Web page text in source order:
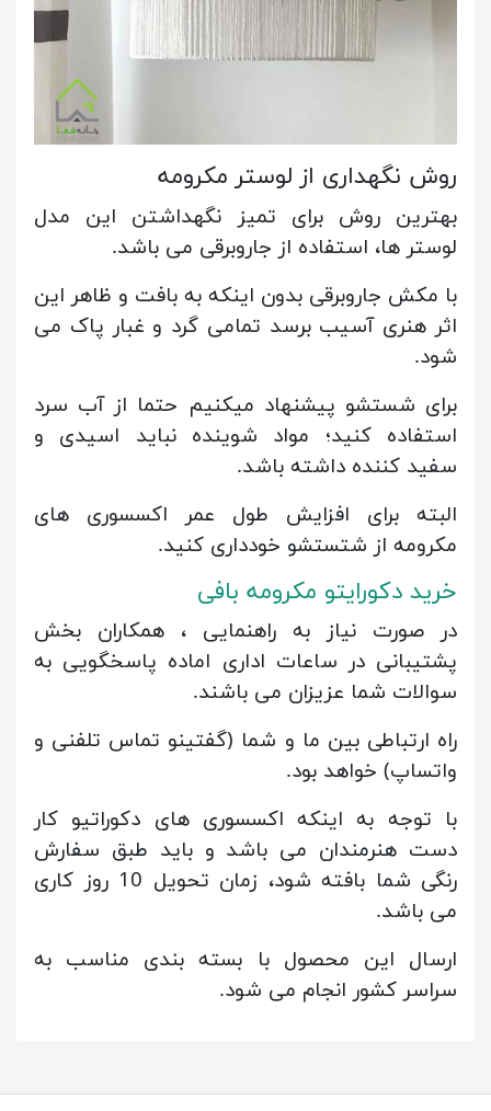
روش نگهداری از لوستر مکرومه
بهترین روش برای تمیز نگهداشتن این مدل
لوستر ها، استفاده از جاروبرقی می باشد.
با مکش جاروبرقی بدون اینکه به بافت و ظاهر این
اثر هنری آسیب برسد تمامی گرد و غبار پاک می
شود.
برای شستشو پیشنهاد میکنیم حتما از آب سرد
استفاده کنید؛ مواد شوینده نباید اسیدی و
سفید کننده داشته باشد.
البته برای افزایش طول عمر اکسسوری های
مکرومه از شتستشو خودداری کنید.
خرید دکورایتو مکرومه بافی
در صورت نیاز به راهنمایی ، همکاران بخش
پشتیبانی در ساعات اداری اماده پاسخگویی به
سوالات شما عزیزان می باشند.
راه ارتباطی بین ما و شما (گفتینو تماس تلفنی و
واتساپ) خواهد بود.
با توجه به اینکه اکسسوری های دکوراتیو کار
دست هنرمندان می باشد و باید طبق سفارش
رنگی شما بافته شود، زمان تحویل 10 روز کاری
می باشد.
ارسال این محصول با بسته بندی مناسب به
سراسر کشور انجام می شود.